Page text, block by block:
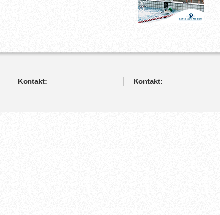
Kontakt: Kontakt: